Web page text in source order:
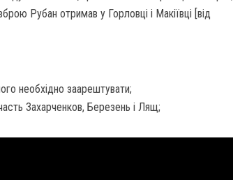
Рубан отримав у Горловці і Макіївці [від
необхідно заарештувати;
Захарченков, Березень і Лящ;